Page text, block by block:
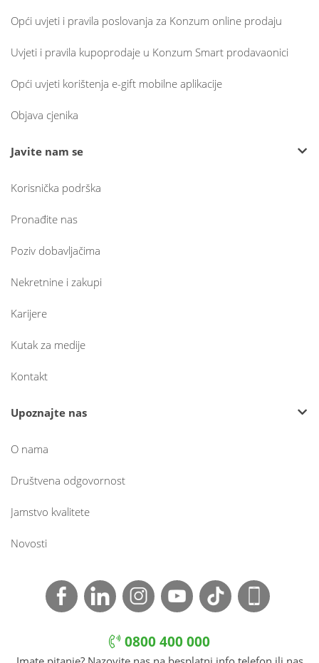
Opći uvjeti i pravila poslovanja za Konzum online prodaju
Uvjeti i pravila kupoprodaje u Konzum Smart prodavaonici
Opći uvjeti korištenja e-gift mobilne aplikacije
Objava cjenika
Javite nam se
Korisnička podrška
Pronađite nas
Poziv dobavljačima
Nekretnine i zakupi
Karijere
Kutak za medije
Kontakt
Upoznajte nas
O nama
Društvena odgovornost
Jamstvo kvalitete
Novosti
0800 400 000